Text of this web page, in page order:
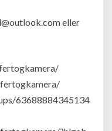
eller
63688884345134